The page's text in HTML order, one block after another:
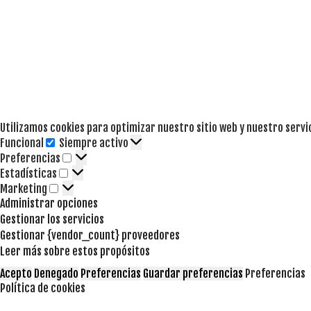
Utilizamos cookies para optimizar nuestro sitio web y nuestro
Funcional
Funcional
Siempre activo
Preferencias
Preferencias
Estadísticas Estadísticas
Marketing Marketing
Administrar opciones
Gestionar los servicios
Gestionar {vendor_count} proveedores
Leer más sobre estos propósitos
Acepto Denegado Preferencias Guardar preferencias Preferencias
Política de cookies